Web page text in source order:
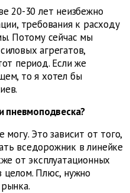
20-30 лет неизбежно
требования к расходу
Потому сейчас мы
агрегатов,
период. Если же
то я хотел бы
пневмоподвеска?
Это зависит от того,
вседорожник в линейке
от эксплуатационных
целом. Плюс, нужно